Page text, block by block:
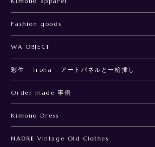
Fashion goods
WA OBJECT
彩生 - Iroha - アートパネルと一輪挿し
Order made 事例
Kimono Dress
NADRE Vintage Old Clothes